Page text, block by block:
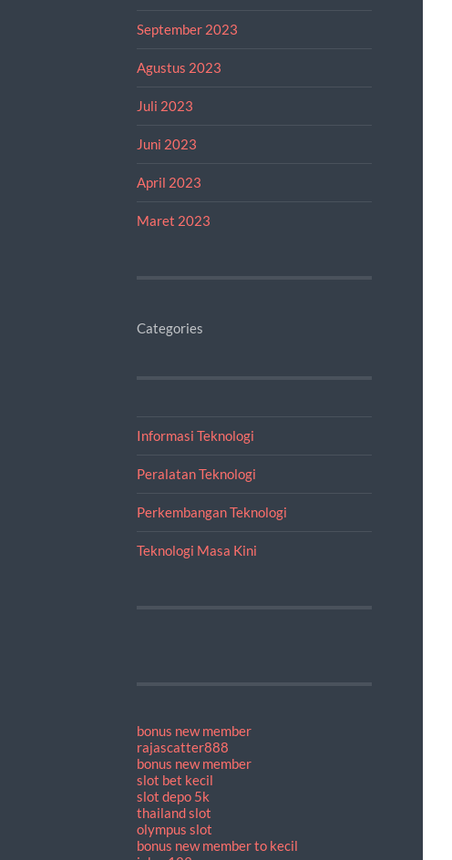
September 2023
Agustus 2023
Juli 2023
Juni 2023
April 2023
Maret 2023
Categories
Informasi Teknologi
Peralatan Teknologi
Perkembangan Teknologi
Teknologi Masa Kini
bonus new member
rajascatter888
bonus new member
slot bet kecil
slot depo 5k
thailand slot
olympus slot
bonus new member to kecil